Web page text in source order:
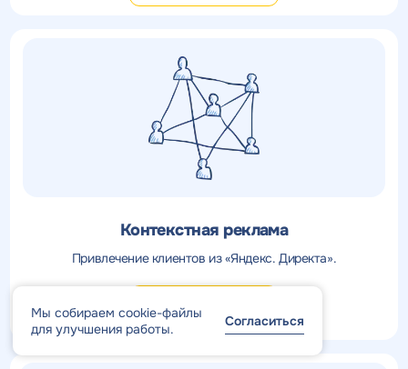
Контекстная реклама
Привлечение клиентов из «Яндекс. Директа».
ПОЛУЧИТЬ КП
Мы собираем cookie-файлы
для улучшения работы.
Согласиться